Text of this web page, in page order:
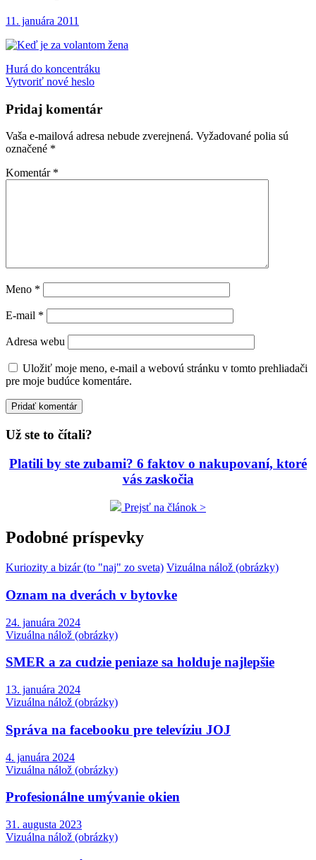
11. januára 2011
Navigácia
v
článku
Hurá do koncentráku
Vytvoriť nové heslo
Pridaj komentár
Vaša e-mailová adresa nebude zverejnená. Vyžadované polia sú
označené *
Komentár *
Meno *
E-mail *
Adresa webu
Uložiť moje meno, e-mail a webovú stránku v tomto prehliadači
pre moje budúce komentáre.
Už ste to čítali?
Platili by ste zubami? 6 faktov o nakupovaní, ktoré
vás zaskočia
Prejsť na článok >
Podobné príspevky
Kuriozity a bizár (to "naj" zo sveta) Vizuálna nálož (obrázky)
Oznam na dverách v bytovke
24. januára 2024
Vizuálna nálož (obrázky)
SMER a za cudzie peniaze sa holduje najlepšie
13. januára 2024
Vizuálna nálož (obrázky)
Správa na facebooku pre televíziu JOJ
4. januára 2024
Vizuálna nálož (obrázky)
Profesionálne umývanie okien
31. augusta 2023
Vizuálna nálož (obrázky)